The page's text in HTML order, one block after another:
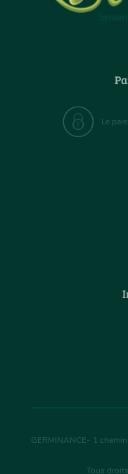
Le
GERMINANCE- 1
Tous